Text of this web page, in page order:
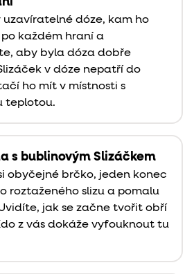
uzavíratelné dóze, kam ho
každém hraní a
aby byla dóza dobře
v dóze nepatří do
ho mít v místnosti s
teplotou.
s bublinovým Slizáčkem
obyčejné brčko, jeden konec
roztaženého slizu a pomalu
jak se začne tvořit obří
z vás dokáže vyfouknout tu